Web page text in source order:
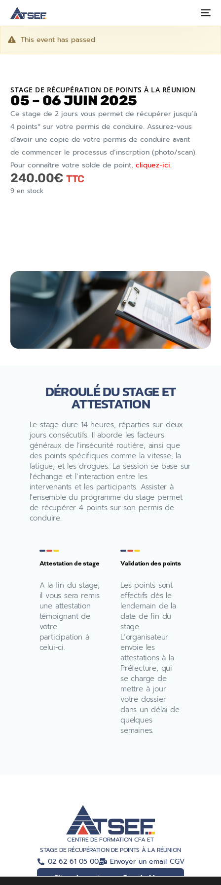
This event has passed
STAGE DE RÉCUPÉRATION DE POINTS À LA RÉUNION
05 – 06 JUIN 2025
Ce stage de 2 jours vous permet de récupérer jusqu’à
4 points* sur votre permis de conduire. Assurez-vous
d’avoir une copie de votre permis de conduire avant
de commencer le processus d’inscrption (photo/scan).
Pour connaître votre solde de point,cliquez-ici.
240.00€ TTC
9 en stock
DÉROULÉ DU STAGE ET
ATTESTATION
Le stage dure 14 heures, réparties sur deux
jours consécutifs. Il aborde les facteurs
généraux de l’insécurité routière, ainsi que
des points spécifiques comme la vitesse, la
fatigue, et les drogues. La session se base sur
l’échange et l’interaction entre les
intervenants et les participants. Assister à
l’ensemble du programme du stage permet
de récupérer 4 points sur son permis de
conduire.
Attestation de stage
A la fin du stage,
il vous sera remis
une attestation
témoignant de
votre
participation à
celui-ci.
Validation des points
Les points sont
effectifs dès le
lendemain de la
date de fin du
stage.
L’organisateur
envoie les
attestations à la
Préfecture, qui
se charge de
mettre à jour
votre dossier
dans un délai de
quelques
semaines.
CENTRE DE FORMATION CFA ET
STAGE DE RÉCUPÉRATION DE POINTS À LA RÉUNION
02 62 61 05 00 Envoyer un email CGV
Situer le centre sur Google Maps